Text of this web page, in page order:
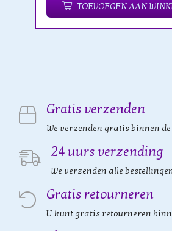
TOEVOEGEN AAN
Gratis verzenden
We verzenden gratis binnen de
24 uurs verzending
We verzenden alle
Gratis retourneren
U kunt gratis retourneren